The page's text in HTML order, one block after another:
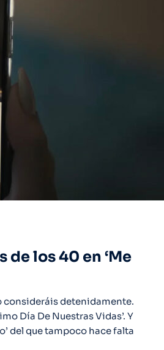
los 40 en ‘Me
consideráis detenidamente.
Día De Nuestras Vidas’. Y
del que tampoco hace falta